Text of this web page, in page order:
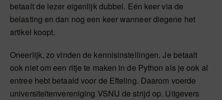
betaalt de lezer eigenlijk dubbel. Eén keer via de
belasting en dan nog een keer wanneer diegene het
artikel koopt.
Oneerlijk, zo vinden de kennisinstellingen. Je betaalt
ook niet om een ritje te maken in de Python als je ook al
entree hebt betaald voor de Efteling. Daarom voerde
universiteitenvereniging VSNU de strijd op. Uitgevers